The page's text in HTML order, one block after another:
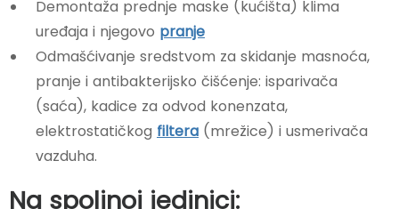
Demontaža prednje maske (kućišta) klima
uređaja i njegovo pranje
Odmašćivanje sredstvom za skidanje masnoća,
pranje i antibakterijsko čišćenje: isparivača
(saća), kadice za odvod konenzata,
elektrostatičkog filtera (mrežice) i usmerivača
vazduha.
Na spoljnoj jedinici: